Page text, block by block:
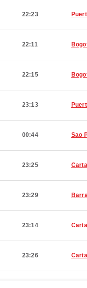
22:23
22:11
22:15
23:13
00:44 Sao
23:25
23:29
23:14
23:26